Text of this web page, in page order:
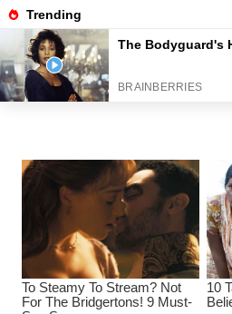
Перейти
содержанию
Interessante